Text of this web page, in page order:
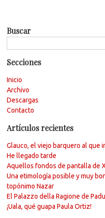
Buscar
Secciones
Inicio
Archivo
Descargas
Contacto
Artículos recientes
Glauco, el viejo barquero al que
He llegado tarde
Aquellos fondos de pantalla de
Una etimología posible y muy
topónimo Nazar
El Palazzo della Ragione de
¡Uala, qué guapa Paula Ortiz!